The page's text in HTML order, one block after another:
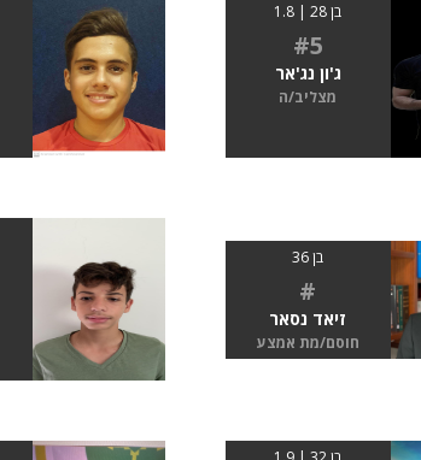
בן 28 | 1.8
#5
ג'ון נג'אר
מצליב/ה
בן 36
#
זיאד נסאר
חוסם/מת אמצע